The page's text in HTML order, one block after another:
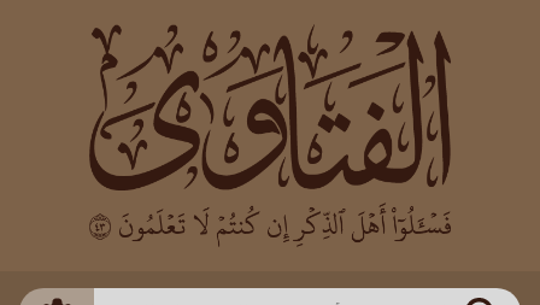
العالم
بن باز
بن العثيمين
اللجنة الدائمة
طريقة البحث
ذكي